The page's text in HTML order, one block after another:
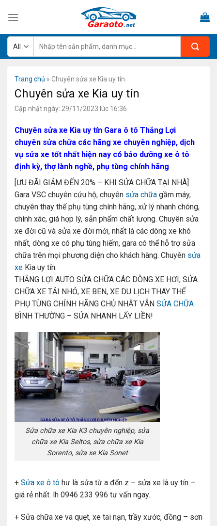
kiếm:
Trang chủ » Chuyên sửa xe Kia uy tín
Chuyên sửa xe Kia uy tín
Cập nhật ngày: 29/11/2023 lúc 16:36
Chuyên sửa xe Kia uy tín Gara ô tô Thắng Lợi
chuyên sửa chữa các hãng xe chuyên nghiệp, dịch
vụ sửa xe tốt nhất hiện nay có bảo dưỡng xe ô tô
định kỳ, thợ lành nghề, phụ tùng chính hãng
[ƯU ĐÃI GIẢM ĐẾN 20% – KHI SỬA CHỮA TẠI NHÀ]
Gara VSC chuyên cứu hộ, chuyên sửa chữa gầm máy,
chuyên thay thế phụ tùng chính hãng, xử lý nhanh chóng,
chính xác, giá hợp lý, sản phẩm chất lượng. Chuyên sửa
xe đời cũ và sửa xe đời mới, nhất là các dòng xe khó
nhất, dòng xe có phụ tùng hiếm, gara có thể hỗ trợ sửa
chữa trên mọi phương diện cho khách hàng. Chuyên sửa
xe Kia uy tín.
THẮNG LỢI AUTO SỬA CHỮA CÁC DÒNG XE HƠI, SỬA
CHỮA XE TẢI NHỎ, XE BEN, XE DU LỊCH THAY THẾ
PHỤ TÙNG CHÍNH HÃNG CHỦ NHẬT VẪN SỬA CHỮA
BÌNH THƯỜNG – SỬA NHANH LẤY LIỀN!
Sửa chữa xe Kia K3 chuyên nghiệp, sửa
chữa xe Kia Seltos, sửa chữa xe Kia
Sorento, sửa xe Kia Sonet
+ Sửa xe ô tô hư là sửa từ a đến z – sửa xe là uy tín –
giá rẻ nhất. lh 0946 233 996 tư vấn ngay.
+ Sửa chữa xe va quẹt, xe tai nạn, trầy xước, đồng – sơn